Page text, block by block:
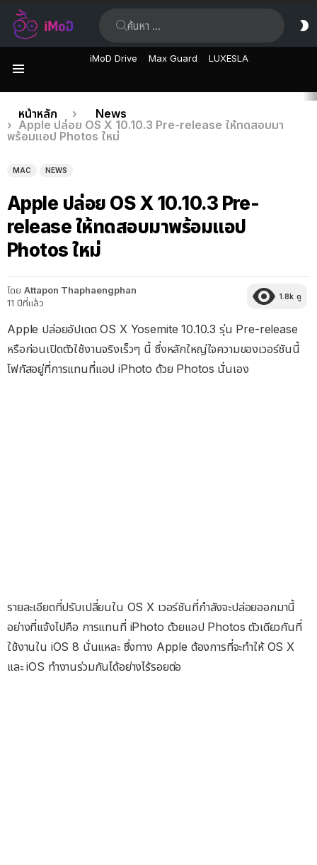
iMoD Drive Max Guard LUXESLA
เรื่อง
ล่าสุด
คุณอยู่ที่นี่:
หน้าหลัก
News
Apple ปล่อย OS X 10.10.3 Pre-release ให้ทดสอบมา
พร้อมแอป Photos ใหม่
MAC NEWS
Apple ปล่อย OS X 10.10.3 Pre-
release ให้ทดสอบมาพร้อมแอป
Photos ใหม่
โดย Attapon Thaphaengphan
11 ปีที่แล้ว
1.8k ดู
Apple ปล่อยอัปเดต OS X Yosemite 10.10.3 รุ่น Pre-release
หรือก่อนเปิดตัวใช้งานจริงเร็วๆ นี้ ซึ่งหลักใหญ่ใจความของเวอร์ชันนี้
โฟกัสอยู่ที่การแทนที่แอป iPhoto ด้วย Photos นั่นเอง
รายละเอียดที่ปรับเปลี่ยนใน OS X เวอร์ชันที่กำลังจะปล่อยออกมานี้
อย่างที่แจ้งไปคือ การแทนที่ iPhoto ด้วยแอป Photos ตัวเดียวกันที่
ใช้งานใน iOS 8 นั่นแหละ ซึ่งทาง Apple ต้องการที่จะทำให้ OS X
และ iOS ทำงานร่วมกันได้อย่างไร้รอยต่อ